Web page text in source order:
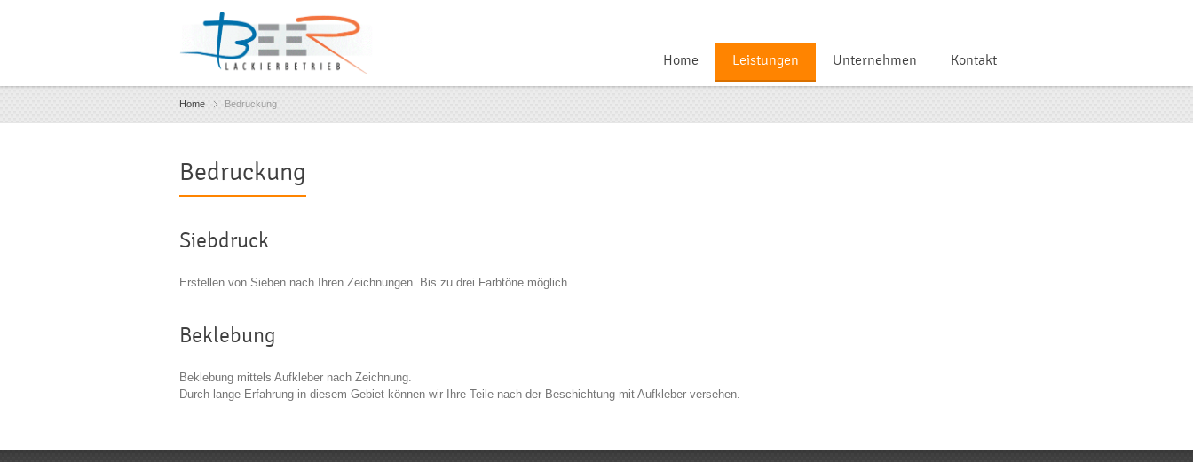
Home Leistungen Unternehmen Kontakt
Home Bedruckung
Bedruckung
Siebdruck
Erstellen von Sieben nach Ihren Zeichnungen. Bis zu drei Farbtöne möglich.
Beklebung
Beklebung mittels Aufkleber nach Zeichnung.
Durch lange Erfahrung in diesem Gebiet können wir Ihre Teile nach der Beschichtung mit Aufkleber versehen.